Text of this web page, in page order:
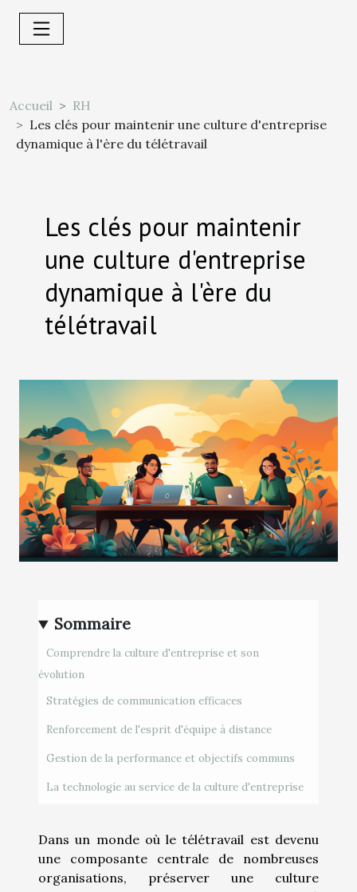
Accueil
RH
Les clés pour maintenir une culture d'entreprise
dynamique à l'ère du télétravail
Les clés pour maintenir
une culture d'entreprise
dynamique à l'ère du
télétravail
Sommaire
Comprendre la culture d'entreprise et son
évolution
Stratégies de communication efficaces
Renforcement de l'esprit d'équipe à distance
Gestion de la performance et objectifs communs
La technologie au service de la culture d'entreprise
Dans un monde où le télétravail est devenu
une composante centrale de nombreuses
organisations, préserver une culture